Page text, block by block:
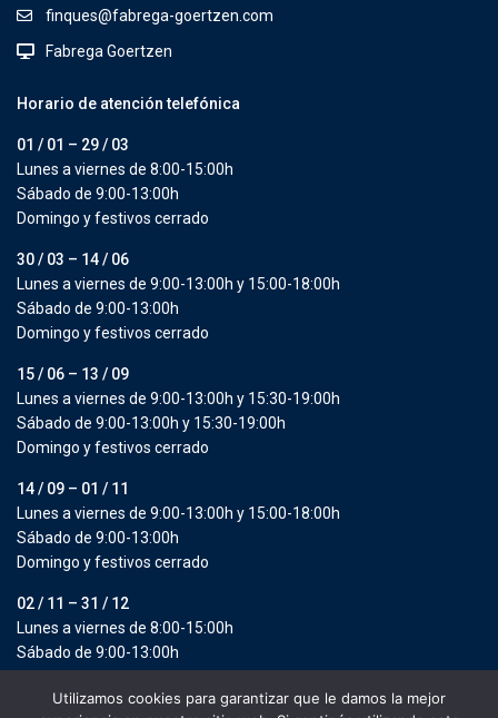
finques@fabrega-goertzen.com
Fabrega Goertzen
Horario de atención telefónica
01 / 01 – 29 / 03
Lunes a viernes de 8:00-15:00h
Sábado de 9:00-13:00h
Domingo y festivos cerrado
30 / 03 – 14 / 06
Lunes a viernes de 9:00-13:00h y 15:00-18:00h
Sábado de 9:00-13:00h
Domingo y festivos cerrado
15 / 06 – 13 / 09
Lunes a viernes de 9:00-13:00h y 15:30-19:00h
Sábado de 9:00-13:00h y 15:30-19:00h
Domingo y festivos cerrado
14 / 09 – 01 / 11
Lunes a viernes de 9:00-13:00h y 15:00-18:00h
Sábado de 9:00-13:00h
Domingo y festivos cerrado
02 / 11 – 31 / 12
Lunes a viernes de 8:00-15:00h
Sábado de 9:00-13:00h
Utilizamos cookies para garantizar que le damos la mejor